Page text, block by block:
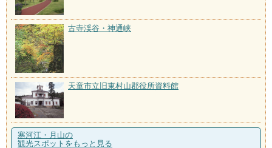
古寺渓谷・神通峡
天童市立旧東村山郡役所資料館
寒河江・月山の
観光スポットをもっと見る